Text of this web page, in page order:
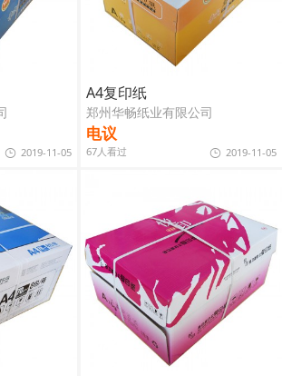
2019-11-05
A4复印纸
郑州华畅纸业有限公司
电议
67人看过 2019-11-05